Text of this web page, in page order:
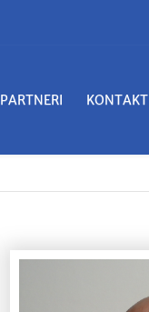
PARTNERI KONTAKT